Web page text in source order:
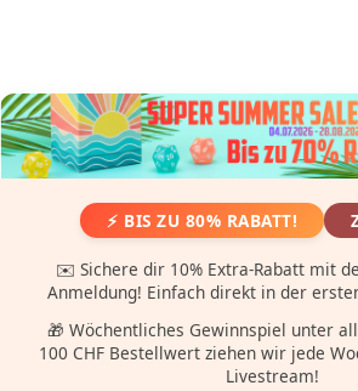
⚡ BIS ZU 80% RABATT!
✉️ Sichere dir 10% Extra-Rabatt mit
Anmeldung! Einfach direkt in der
🎁 Wöchentliches Gewinnspiel unter
100 CHF Bestellwert ziehen wir jede
Livestream!